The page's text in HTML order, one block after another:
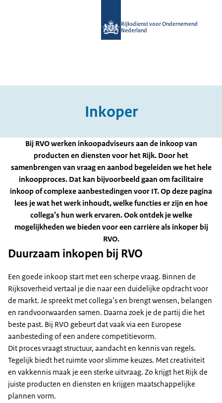
Rijksdienst voor Ondernemend
Nederland
Inkoper
Bij RVO werken inkoopadviseurs aan de inkoop van
producten en diensten voor het Rijk. Door het
samenbrengen van vraag en aanbod begeleiden we het hele
inkoopproces. Dat kan bijvoorbeeld gaan om facilitaire
inkoop of complexe aanbestedingen voor IT. Op deze pagina
lees je wat het werk inhoudt, welke functies er zijn en hoe
collega’s hun werk ervaren. Ook ontdek je welke
mogelijkheden we bieden voor een carrière als inkoper bij
RVO.
Duurzaam inkopen bij RVO
Een goede inkoop start met een scherpe vraag. Binnen de
Rijksoverheid vertaal je die naar een duidelijke opdracht voor
de markt. Je spreekt met collega’s en brengt wensen, belangen
en randvoorwaarden samen. Daarna zoek je de partij die het
beste past. Bij RVO gebeurt dat vaak via een Europese
aanbesteding of een andere competitievorm.
Dit proces vraagt structuur, aandacht en kennis van regels.
Tegelijk biedt het ruimte voor slimme keuzes. Met creativiteit
en vakkennis maak je een sterke uitvraag. Zo krijgt het Rijk de
juiste producten en diensten en krijgen maatschappelijke
plannen vorm.